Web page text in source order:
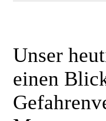
Unser
einen